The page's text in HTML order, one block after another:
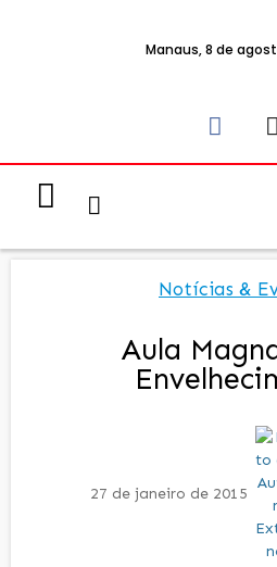
Manaus, 8 de
Notícias &
Aula
27 de janeiro de 2015